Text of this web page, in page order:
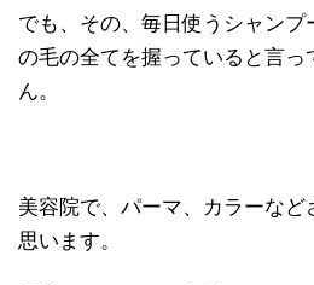
でも、その、毎日使うシャン
の毛の全てを握っていると言
ん。
美容院で、パーマ、カラーなど
思います。